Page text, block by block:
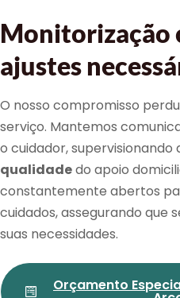
Monitorização
ajustes
O nosso compromisso
serviço. Mantemos
o cuidador,
qualidadedo apoio
constantemente abertos
cuidados, assegurando que
suas necessidades.
Orçamento